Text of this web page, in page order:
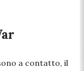
a contatto, il